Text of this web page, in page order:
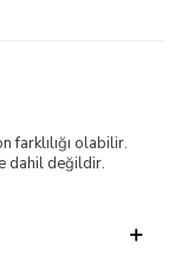
farklılığı olabilir.
dahil değildir.